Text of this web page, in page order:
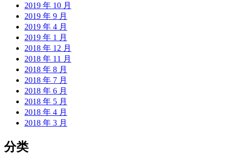
2019 年 10 月
2019 年 9 月
2019 年 4 月
2019 年 1 月
2018 年 12 月
2018 年 11 月
2018 年 8 月
2018 年 7 月
2018 年 6 月
2018 年 5 月
2018 年 4 月
2018 年 3 月
分类